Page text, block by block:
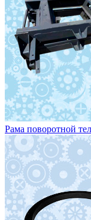
Рама поворотной